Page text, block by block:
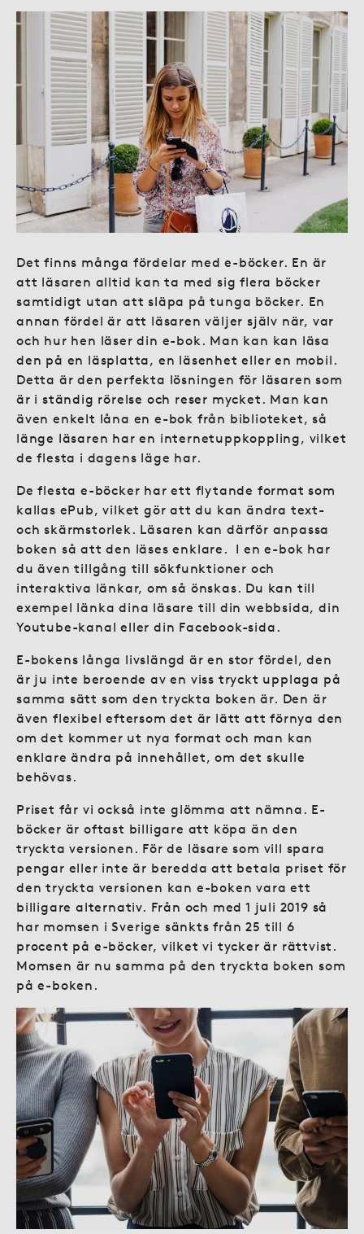
Det finns många fördelar med e-böcker. En är
att läsaren alltid kan ta med sig flera böcker
samtidigt utan att släpa på tunga böcker. En
annan fördel är att läsaren väljer själv när, var
och hur hen läser din e-bok. Man kan kan läsa
den på en läsplatta, en läsenhet eller en mobil.
Detta är den perfekta lösningen för läsaren som
är i ständig rörelse och reser mycket. Man kan
även enkelt låna en e-bok från biblioteket, så
länge läsaren har en internetuppkoppling, vilket
de flesta i dagens läge har.
De flesta e-böcker har ett flytande format som
kallas ePub, vilket gör att du kan ändra text-
och skärmstorlek. Läsaren kan därför anpassa
boken så att den läses enklare. I en e-bok har
du även tillgång till sökfunktioner och
interaktiva länkar, om så önskas. Du kan till
exempel länka dina läsare till din webbsida, din
Youtube-kanal eller din Facebook-sida.
E-bokens långa livslängd är en stor fördel, den
är ju inte beroende av en viss tryckt upplaga på
samma sätt som den tryckta boken är. Den är
även flexibel eftersom det är lätt att förnya den
om det kommer ut nya format och man kan
enklare ändra på innehållet, om det skulle
behövas.
Priset får vi också inte glömma att nämna. E-
böcker är oftast billigare att köpa än den
tryckta versionen. För de läsare som vill spara
pengar eller inte är beredda att betala priset för
den tryckta versionen kan e-boken vara ett
billigare alternativ. Från och med 1 juli 2019 så
har momsen i Sverige sänkts från 25 till 6
procent på e-böcker, vilket vi tycker är rättvist.
Momsen är nu samma på den tryckta boken som
på e-boken.